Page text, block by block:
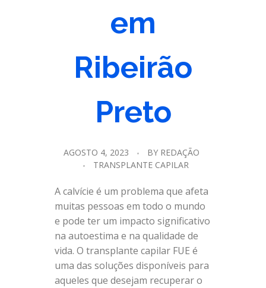
em
Ribeirão
Preto
AGOSTO 4, 2023 BY REDAÇÃO
TRANSPLANTE CAPILAR
A calvície é um problema que afeta
muitas pessoas em todo o mundo
e pode ter um impacto significativo
na autoestima e na qualidade de
vida. O transplante capilar FUE é
uma das soluções disponíveis para
aqueles que desejam recuperar o